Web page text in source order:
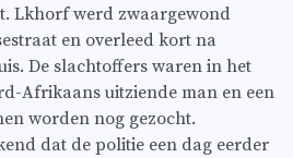
Lkhorf werd zwaargewond
en overleed kort na
De slachtoffers waren in het
Afrikaans uitziende man en een
worden nog gezocht.
dat de politie een dag eerder